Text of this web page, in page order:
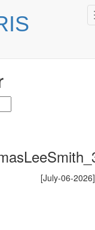
[July-06-2026]